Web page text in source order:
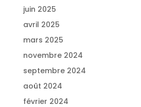
juin 2025
avril 2025
mars 2025
novembre 2024
septembre 2024
août 2024
février 2024